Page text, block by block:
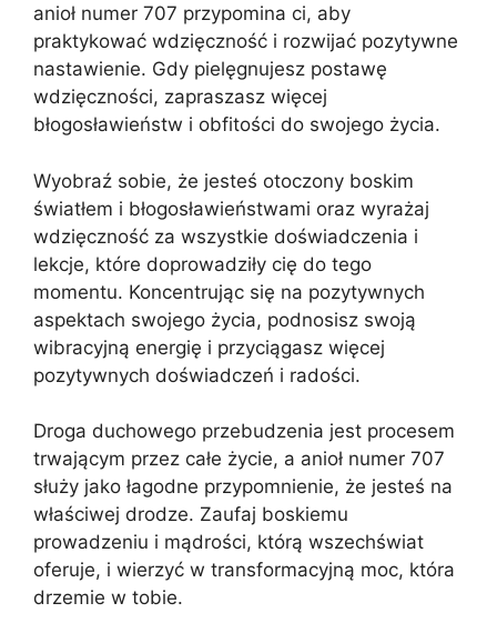
anioł numer 707 przypomina ci, aby
praktykować wdzięczność i rozwijać pozytywne
nastawienie. Gdy pielęgnujesz postawę
wdzięczności, zapraszasz więcej
błogosławieństw i obfitości do swojego życia.
Wyobraź sobie, że jesteś otoczony boskim
światłem i błogosławieństwami oraz wyrażaj
wdzięczność za wszystkie doświadczenia i
lekcje, które doprowadziły cię do tego
momentu. Koncentrując się na pozytywnych
aspektach swojego życia, podnosisz swoją
wibracyjną energię i przyciągasz więcej
pozytywnych doświadczeń i radości.
Droga duchowego przebudzenia jest procesem
trwającym przez całe życie, a anioł numer 707
służy jako łagodne przypomnienie, że jesteś na
właściwej drodze. Zaufaj boskiemu
prowadzeniu i mądrości, którą wszechświat
oferuje, i wierzyć w transformacyjną moc, która
drzemie w tobie.